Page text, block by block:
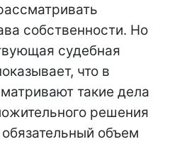
собственности. Но
судебная
что в
такие дела
решения
объем